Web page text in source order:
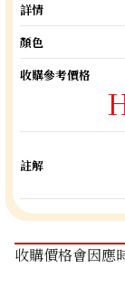
詳情
顏色
收購參考價格
註解
收購價格會因應